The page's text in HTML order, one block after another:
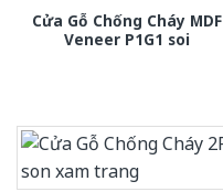
Cửa Gỗ Chống Cháy MDF
Veneer P1G1 soi